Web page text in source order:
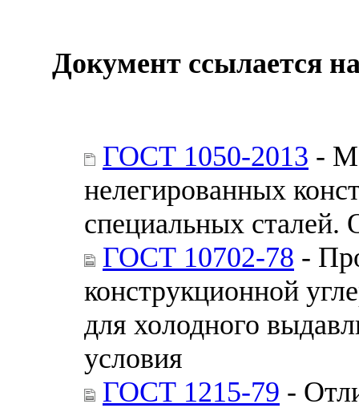
Документ ссылается
ГОСТ 1050-2013 -
нелегированных
специальных сталей.
ГОСТ 10702-78 -
конструкционной
для холодного
условия
ГОСТ 1215-79 -